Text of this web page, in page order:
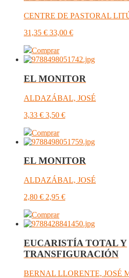
CENTRE DE PASTORAL
31,35 € 33,00 €
Comprar
EL MONITOR
ALDAZÁBAL, JOSÉ
3,33 € 3,50 €
Comprar
EL MONITOR
ALDAZÁBAL, JOSÉ
2,80 € 2,95 €
Comprar
EUCARISTÍA TOTAL Y
TRANSFIGURACIÓN
BERNAL LLORENTE, JOSÉ